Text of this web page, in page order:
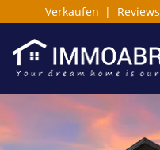
Verkaufen | Reviews